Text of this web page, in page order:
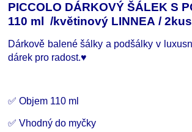
PICCOLO DÁRKOVÝ ŠÁLEK S
110 ml /květinový LINNEA /
Dárkově balené šálky a podšálky v
dárek pro radost.♥
✅ Objem 110 ml
✅ Vhodný do myčky